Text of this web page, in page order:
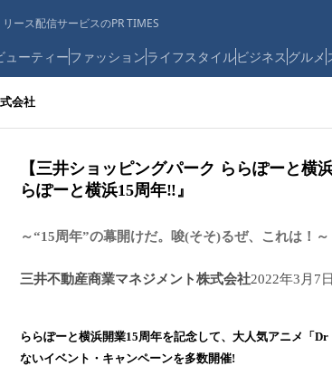
ース配信サービスのPR TIMES
ューティーファッションライフスタイルビジネス グルメ
会社
【三井ショッピングパーク ららぽーと
らぽーと横浜15周年‼』
～“15周年”の幕開けだ。唆(そそ)るぜ、これは！～
三井不動産商業マネジメント株式会社2022年3月7
ららぽーと横浜開業15周年を記念して、大人気アニメ「
ないイベント・キャンペーンを多数開催!